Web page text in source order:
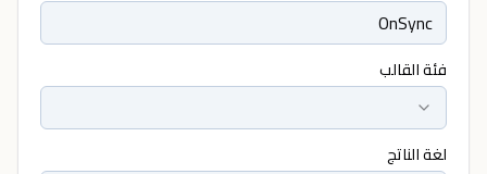
فئة القالب
لغة الناتج